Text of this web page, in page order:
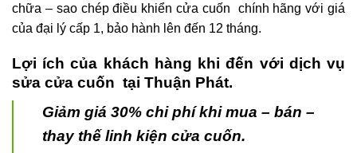
chữa – sao chép điều khiển cửa cuốn chính hãng với giá
của đại lý cấp 1, bảo hành lên đến 12 tháng.
Lợi ích của khách hàng khi đến với dịch vụ
sửa cửa cuốn tại Thuận Phát.
Giảm giá 30% chi phí khi mua – bán –
thay thế linh kiện cửa cuốn.